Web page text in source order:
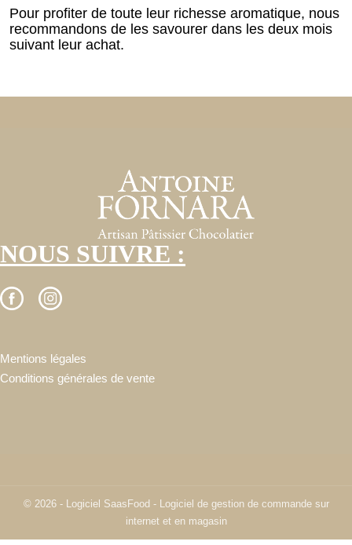
Pour profiter de toute leur richesse aromatique, nous
recommandons de les savourer dans les deux mois
suivant leur achat.
NOUS SUIVRE :
Mentions légales
Conditions générales de vente
© 2026 - Logiciel SaasFood - Logiciel de gestion de commande sur
internet et en magasin